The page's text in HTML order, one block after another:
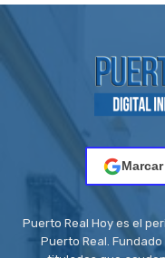
Puerto Real Hoy es el
Puerto Real.